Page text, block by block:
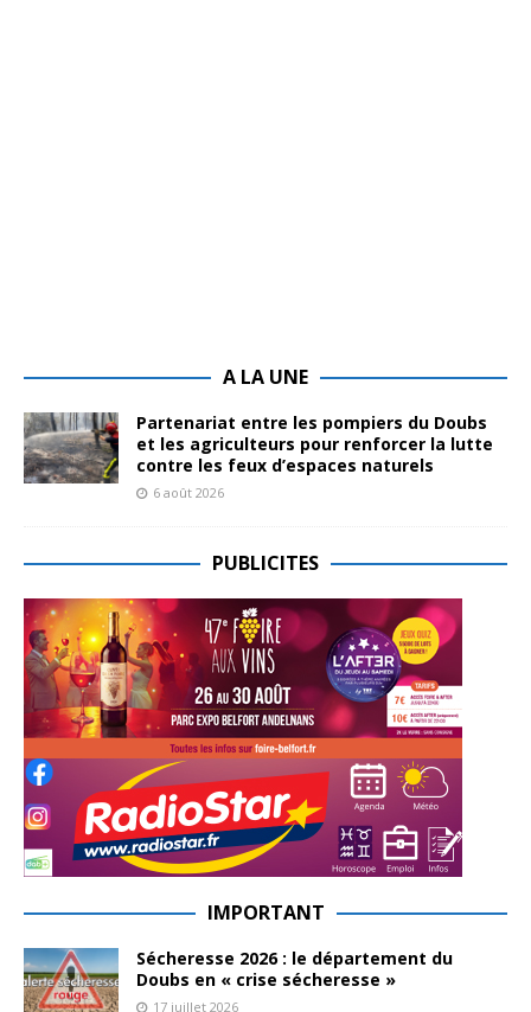
A LA UNE
Partenariat entre les pompiers du Doubs
et les agriculteurs pour renforcer la lutte
contre les feux d’espaces naturels
6 août 2026
PUBLICITES
IMPORTANT
Sécheresse 2026 : le département du
Doubs en « crise sécheresse »
17 juillet 2026